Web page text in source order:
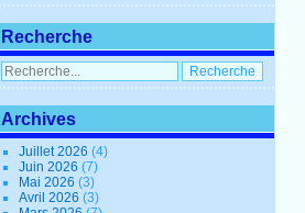
Recherche
Archives
Juillet 2026(4)
Juin 2026(7)
Mai 2026(3)
Avril 2026(3)